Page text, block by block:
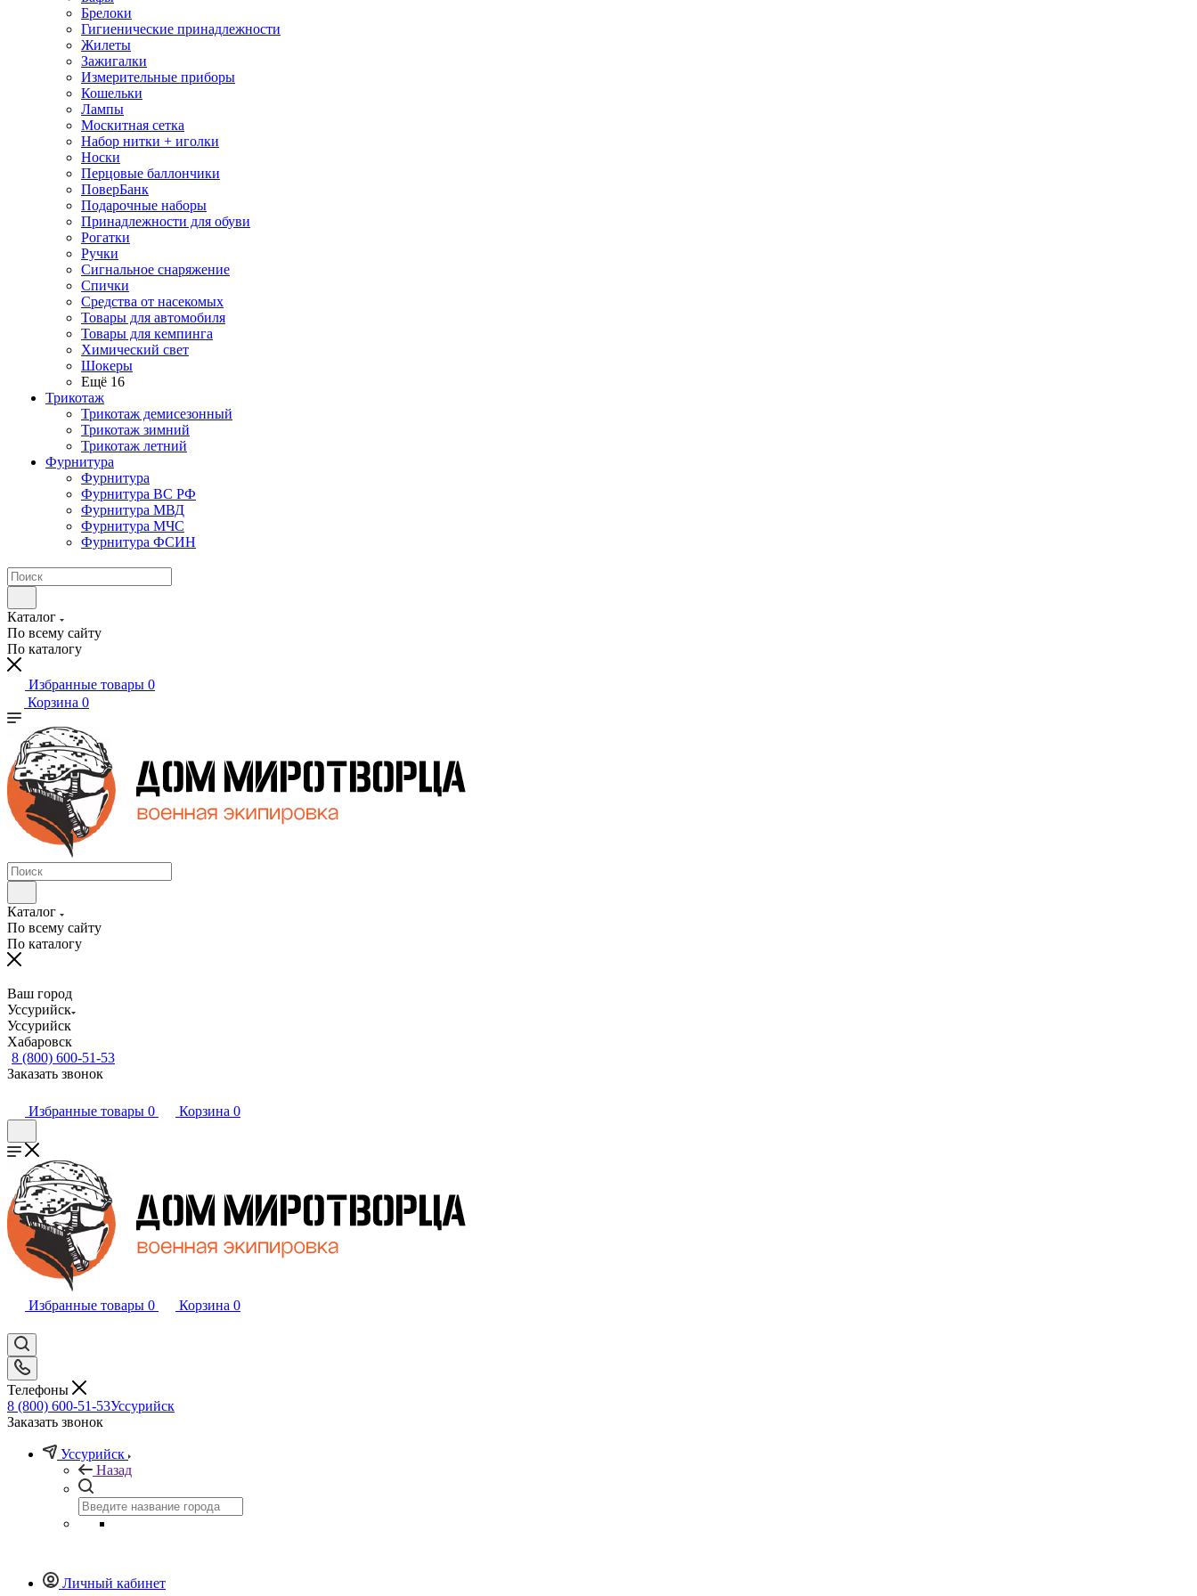
Брелоки
Гигиенические принадлежности
Жилеты
Зажигалки
Измерительные приборы
Кошельки
Лампы
Москитная сетка
Набор нитки + иголки
Носки
Перцовые баллончики
ПоверБанк
Подарочные наборы
Принадлежности для обуви
Рогатки
Ручки
Сигнальное снаряжение
Спички
Средства от насекомых
Товары для автомобиля
Товары для кемпинга
Химический свет
Шокеры
Ещё 16
Трикотаж
Трикотаж демисезонный
Трикотаж зимний
Трикотаж летний
Фурнитура
Фурнитура
Фурнитура ВС РФ
Фурнитура МВД
Фурнитура МЧС
Фурнитура ФСИН
Каталог
По всему сайту
По каталогу
Избранные товары 0
Корзина 0
Каталог
По всему сайту
По каталогу
Ваш город
Уссурийск
Уссурийск
Хабаровск
8 (800) 600-51-53
Заказать звонок
Избранные товары 0 Корзина 0
Избранные товары 0 Корзина 0
Телефоны
8 (800) 600-51-53Уссурийск
Заказать звонок
Уссурийск
Назад
Личный кабинет